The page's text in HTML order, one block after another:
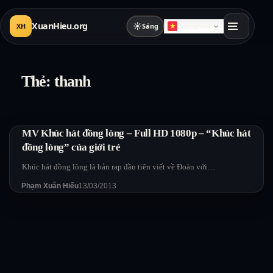
XH XuanHieu.org ☀Sáng
Thẻ: thanh
MV Khúc hát đồng lòng – Full HD 1080p – “Khúc hát
đồng lòng” của giới trẻ
Khúc hát đồng lòng là bản rap đầu tiên viết về Đoàn với…
Phạm Xuân Hiếu13/03/2013